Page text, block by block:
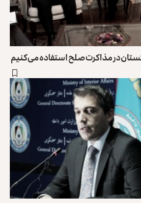
در مذاکرت صلح استفاده می‌کنیم